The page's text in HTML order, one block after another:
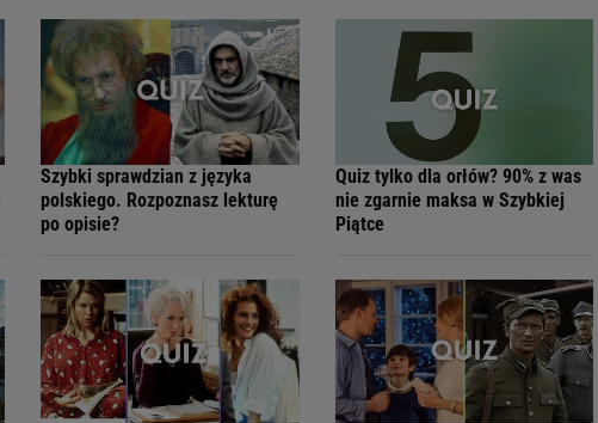
Szybki sprawdzian z języka
polskiego. Rozpoznasz lekturę
po opisie?
Quiz tylko dla orłów? 90% z was
nie zgarnie maksa w Szybkiej
Piątce